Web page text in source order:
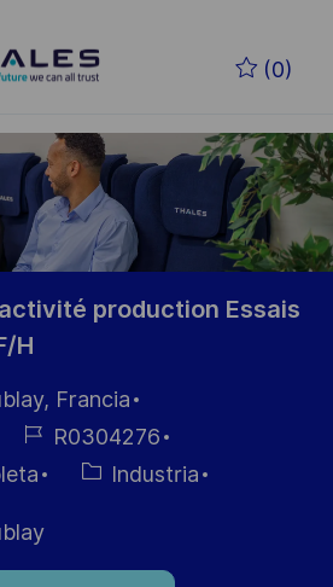
(0)
production Essais
H
Francia
ID de
empleo
R0304276
Categoría
Industria